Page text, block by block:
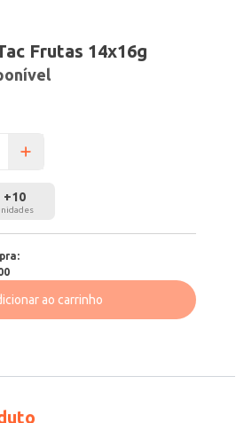
Frutas 14x16g
+10
ao carrinho